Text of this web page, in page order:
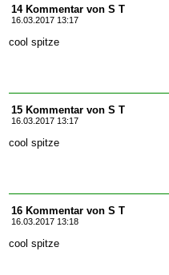
14 Kommentar von S T
16.03.2017 13:17
cool spitze
15 Kommentar von S T
16.03.2017 13:17
cool spitze
16 Kommentar von S T
16.03.2017 13:18
cool spitze